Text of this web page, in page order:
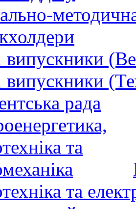
випускники
випускники
рада
та